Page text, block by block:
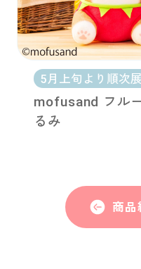
5月上旬より順次
mofusand フル
るみ
商品